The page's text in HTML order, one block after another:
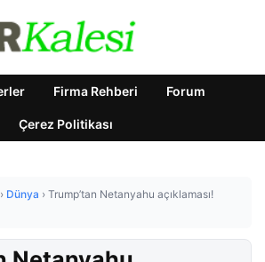
Firma Rehberi Forum
Çerez Politikası
› Dünya › Trump’tan Netanyahu açıklaması!